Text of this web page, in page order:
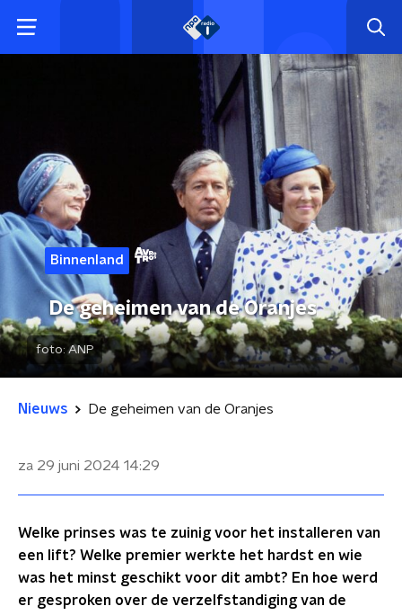
Binnenland
De geheimen van de Oranjes
foto:ANP
Nieuws De geheimen van de Oranjes
za 29 juni 2024 14:29
Welke prinses was te zuinig voor het installeren van
een lift? Welke premier werkte het hardst en wie
was het minst geschikt voor dit ambt? En hoe werd
er gesproken over de verzelfstandiging van de